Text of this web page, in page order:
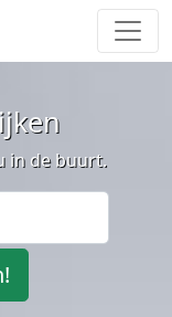
in de buurt.